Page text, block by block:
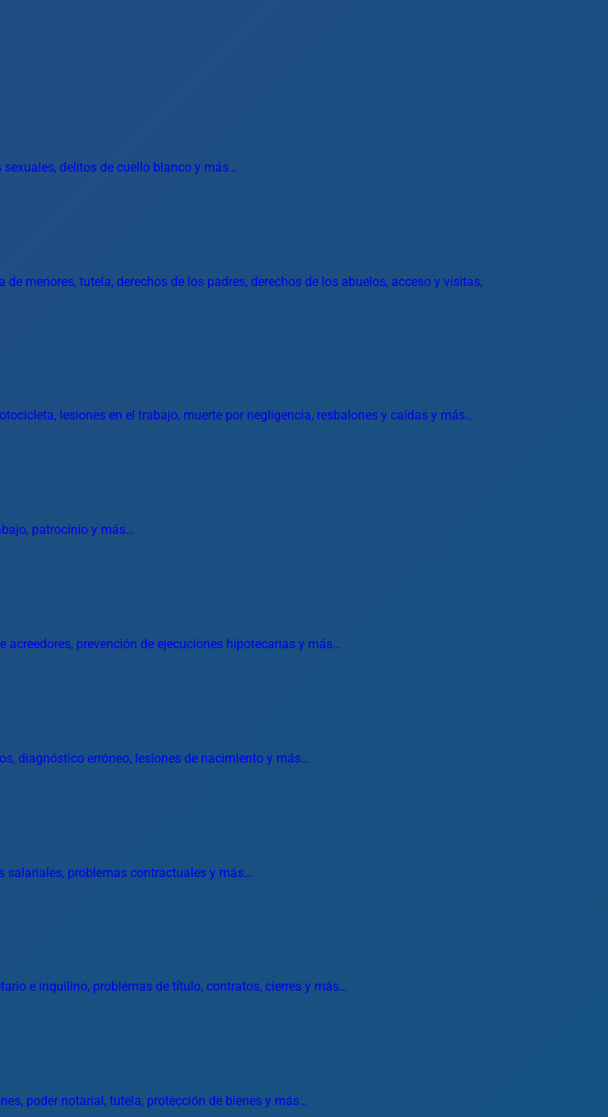
delitos de cuello blanco y más…
menores, tutela, derechos de los padres, derechos de los abuelos, acceso y visitas,
lesiones en el trabajo, muerte por negligencia, resbalones y caídas y más…
patrocinio y más…
prevención de ejecuciones hipotecarias y más…
diagnóstico erróneo, lesiones de nacimiento y más…
salariales, problemas contractuales y más…
e inquilino, problemas de título, contratos, cierres y más…
poder notarial, tutela, protección de bienes y más…